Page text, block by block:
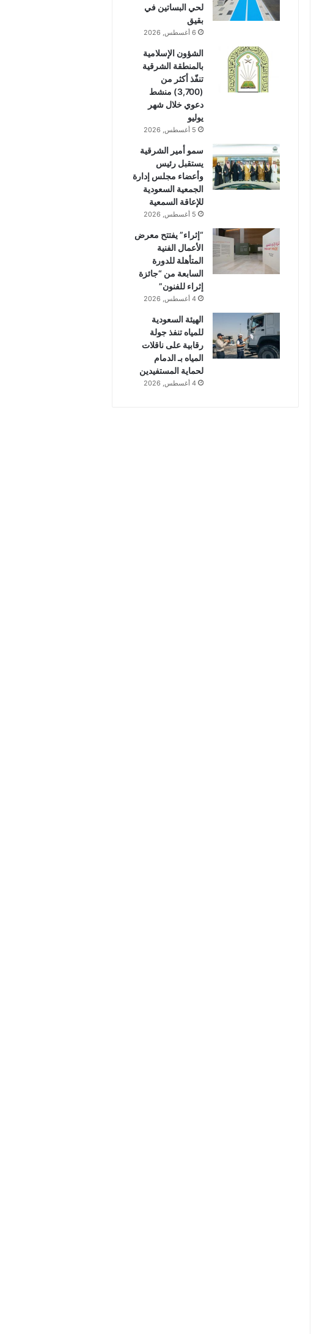
لحي البساتين في
بقيق
6 أغسطس, 2026
الشؤون الإسلامية
بالمنطقة الشرقية
تنفّذ أكثر من
(3,700) منشط
دعوي خلال شهر
يوليو
5 أغسطس, 2026
سمو أمير الشرقية
يستقبل رئيس
وأعضاء مجلس إدارة
الجمعية السعودية
للإعاقة السمعية
5 أغسطس, 2026
“إثراء” يفتتح معرض
الأعمال الفنية
المتأهلة للدورة
السابعة من “جائزة
إثراء للفنون”
4 أغسطس, 2026
الهيئة السعودية
للمياه تنفذ جولة
رقابية على ناقلات
المياه بـ الدمام
لحماية المستفيدين
4 أغسطس, 2026